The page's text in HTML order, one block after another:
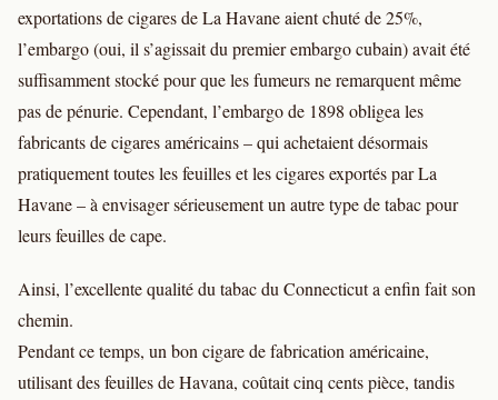
exportations de cigares de La Havane aient chuté de 25%,
l’embargo (oui, il s’agissait du premier embargo cubain) avait été
suffisamment stocké pour que les fumeurs ne remarquent même
pas de pénurie. Cependant, l’embargo de 1898 obligea les
fabricants de cigares américains – qui achetaient désormais
pratiquement toutes les feuilles et les cigares exportés par La
Havane – à envisager sérieusement un autre type de tabac pour
leurs feuilles de cape.
Ainsi, l’excellente qualité du tabac du Connecticut a enfin fait son
chemin.
Pendant ce temps, un bon cigare de fabrication américaine,
utilisant des feuilles de Havana, coûtait cinq cents pièce, tandis